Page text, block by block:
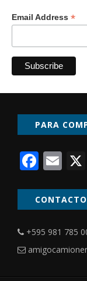
Email Address *
PARA
CONTACTO
+595 981 785